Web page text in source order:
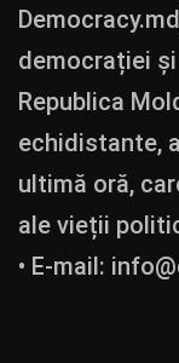
democrației
Republica
echidistante,
ultimă oră,
ale vieții
• E-mail: